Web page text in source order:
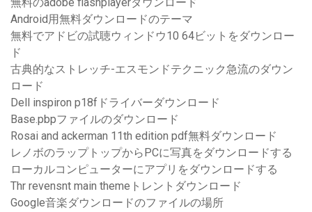
無料のadobe flashplayerダウンロード
Android用無料ダウンロードのテーマ
無料でアドビの試聴ウィンドウ10 64ビットをダウンロー
ド
古典的なストレッチ-エスモンドテクニック急流のダウン
ロード
Dell inspiron p18fドライバーダウンロード
Base.pbpファイルのダウンロード
Rosai and ackerman 11th edition pdf無料ダウンロード
レノボのラップトップからPCに写真をダウンロードする
ローカルコンピューターにアプリをダウンロードする
Thr revensnt main themeトレントダウンロード
Google音楽ダウンロードのファイルの場所